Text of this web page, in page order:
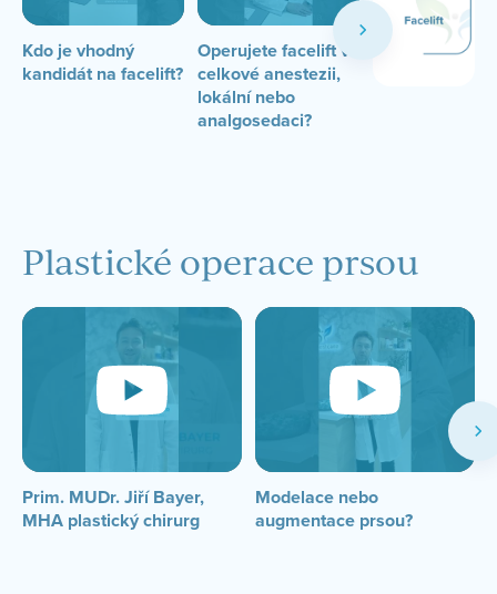
Kdo je vhodný
kandidát na facelift?
Operujete facelift v
celkové anestezii,
lokální nebo
analgosedaci?
Je facelift
Plastické operace prsou
Prim. MUDr. Jiří Bayer,
MHA plastický chirurg
Modelace nebo
augmentace prsou?